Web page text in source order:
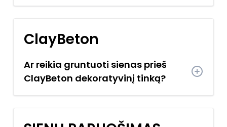
ClayBeton
Ar reikia gruntuoti sienas prieš
ClayBeton dekoratyvinį tinką?